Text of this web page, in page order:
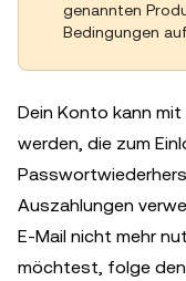
genannten
Bedingungen
Dein Konto kann
werden, die zum
Auszahlungen
E-Mail nicht mehr
möchtest, folge